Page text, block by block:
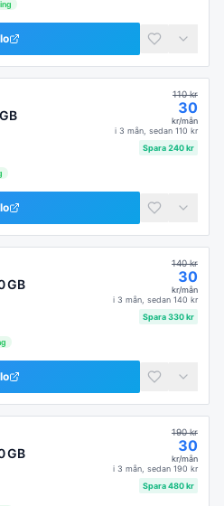
110kr
30
kr/mån
i 3 mån , sedan 110 kr
Spara240kr
GB
140kr
30
kr/mån
i 3 mån , sedan 140 kr
Spara330kr
GB
190kr
30
kr/mån
i 3 mån , sedan 190 kr
Spara480kr